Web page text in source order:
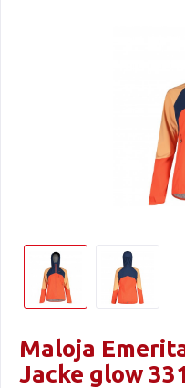
Maloja
Jacke glow